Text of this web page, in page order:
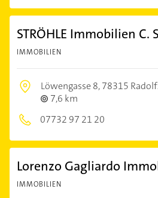
STRÖHLE Immobilien C.
IMMOBILIEN
Löwengasse 8,78315
7,6 km
07732 97 21 20
Lorenzo Gagliardo
IMMOBILIEN